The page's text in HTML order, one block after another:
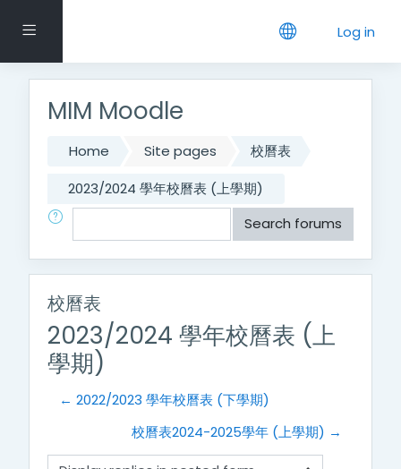
Side panel Log in
MIM Moodle
Home Site pages
校曆表
2023/2024 學年校曆表 (上學期)
Search
Search forums
校曆表
2023/2024 學年校曆表 (上
學期)
← 2022/2023 學年校曆表 (下學期)
校曆表2024-2025學年 (上學期) →